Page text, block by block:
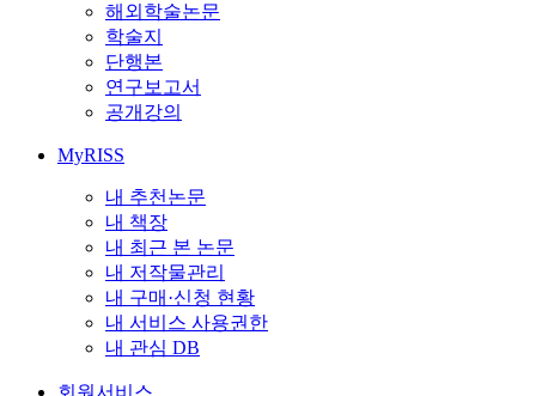
해외학술논문
학술지
단행본
연구보고서
공개강의
MyRISS
내 추천논문
내 책장
내 최근 본 논문
내 저작물관리
내 구매·신청 현황
내 서비스 사용권한
내 관심 DB
회원서비스